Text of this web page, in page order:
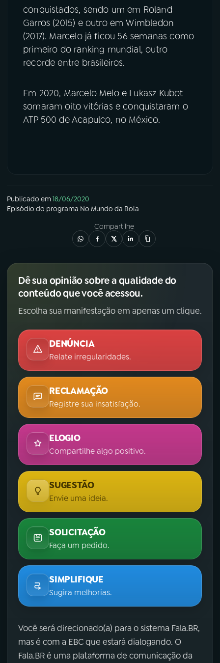
conquistados, sendo um em Roland
Garros (2015) e outro em Wimbledon
(2017). Marcelo já ficou 56 semanas como
primeiro do ranking mundial, outro
recorde entre brasileiros.
Em 2020, Marcelo Melo e Lukasz Kubot
somaram oito vitórias e conquistaram o
ATP 500 de Acapulco, no México.
Publicado em18/06/2020
Episódio do programa No Mundo da Bola
Compartilhe
Dê sua opinião sobre a qualidade do
conteúdo que você acessou.
Escolha sua manifestação em apenas um clique.
DENÚNCIA
Relate irregularidades.
RECLAMAÇÃO
Registre sua insatisfação.
ELOGIO
Compartilhe algo positivo.
SUGESTÃO
Envie uma ideia.
SOLICITAÇÃO
Faça um pedido.
SIMPLIFIQUE
Sugira melhorias.
Você será direcionado(a) para o sistema Fala.BR,
mas é com a EBC que estará dialogando. O
Fala.BR é uma plataforma de comunicação da